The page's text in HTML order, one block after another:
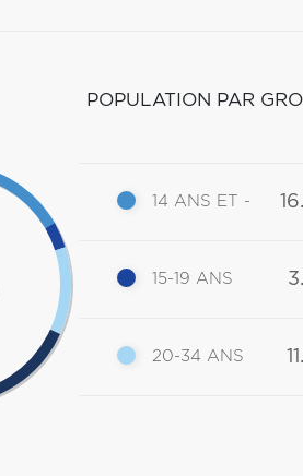
POPULATION PAR
14 ANS ET -
15-19 ANS
20-34 ANS